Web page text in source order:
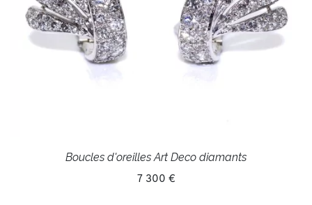
Boucles d'oreilles Art Deco diamants
7 300 €